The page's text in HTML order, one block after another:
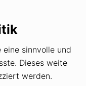
sinnvolle und
Dieses weite
werden.